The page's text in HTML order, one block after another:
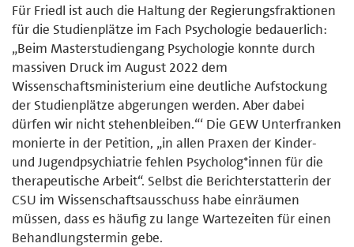
Für Friedl ist auch die Haltung der Regierungsfraktionen
für die Studienplätze im Fach Psychologie bedauerlich:
„Beim Masterstudiengang Psychologie konnte durch
massiven Druck im August 2022 dem
Wissenschaftsministerium eine deutliche Aufstockung
der Studienplätze abgerungen werden. Aber dabei
dürfen wir nicht stehenbleiben.“‘ Die GEW Unterfranken
monierte in der Petition, „in allen Praxen der Kinder-
und Jugendpsychiatrie fehlen Psycholog*innen für die
therapeutische Arbeit“. Selbst die Berichterstatterin der
CSU im Wissenschaftsausschuss habe einräumen
müssen, dass es häufig zu lange Wartezeiten für einen
Behandlungstermin gebe.